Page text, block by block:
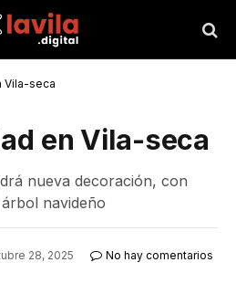
Vila-seca
en Vila-seca
nueva decoración, con
navideño
28, 2025 No hay comentarios